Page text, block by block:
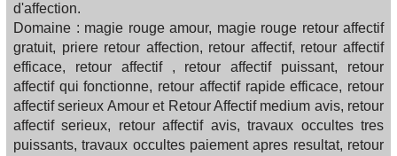
d'affection.
Domaine : magie rouge amour, magie rouge retour affectif
gratuit, priere retour affection, retour affectif, retour affectif
efficace, retour affectif , retour affectif puissant, retour
affectif qui fonctionne, retour affectif rapide efficace, retour
affectif serieux Amour et Retour Affectif medium avis, retour
affectif serieux, retour affectif avis, travaux occultes tres
puissants, travaux occultes paiement apres resultat, retour